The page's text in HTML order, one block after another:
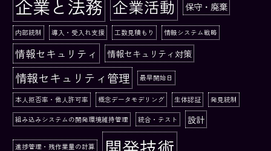
企業と法務 企業活動 保守・廃棄
内部統制 導入・受入れ支援 工数見積もり 情報システム戦略
情報セキュリティ 情報セキュリティ対策
情報セキュリティ管理 最早開始日
本人拒否率・他人許可率 概念データモデリング 生体認証 発見統制
組み込みシステムの開発環境維持管理 統合・テスト 設計
進捗管理・残作業量の計算